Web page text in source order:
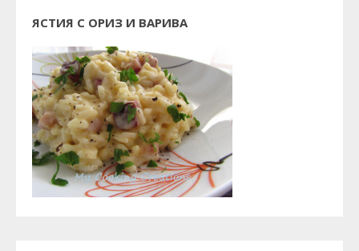
ЯСТИЯ С ОРИЗ И ВАРИВА